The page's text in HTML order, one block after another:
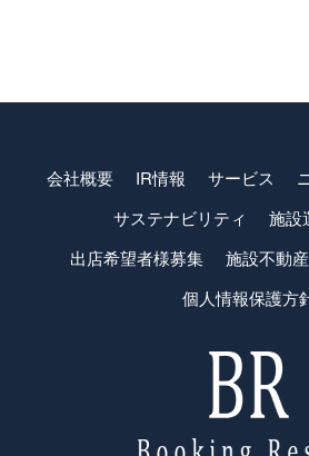
会社概要 IR情報 サービス
サステナビリティ
施設
出店希望者様募集
施設不動
個人情報保護方